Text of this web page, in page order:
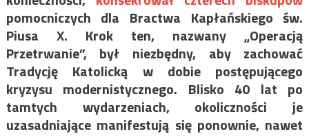
pomocniczych dla Bractwa Kapłańskiego św.
Piusa X. Krok ten, nazwany „Operacją
Przetrwanie”, był niezbędny, aby zachować
Tradycję Katolicką w dobie postępującego
kryzysu modernistycznego. Blisko 40 lat po
tamtych wydarzeniach, okoliczności je
uzasadniające manifestują się ponownie, nawet